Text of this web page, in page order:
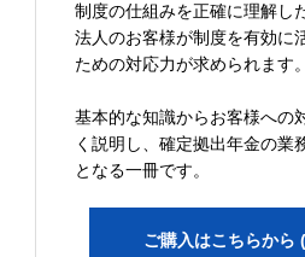
制度の仕組みを正確に理解し
法人のお客様が制度を有効に
ための対応力が求められます。
基本的な知識からお客様への
く説明し、確定拠出年金の業
となる一冊です。
ご購入はこちらから